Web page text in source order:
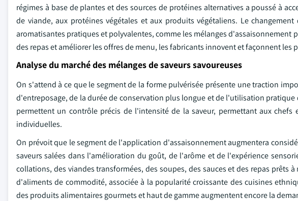
régimes à base de plantes et des sources de protéines alternatives a poussé à
de viande, aux protéines végétales et aux produits végétaliens. Le
aromatisantes pratiques et polyvalentes, comme les mélanges
des repas et améliorer les offres de menu, les fabricants innovent et façonnent les
Analyse du marché des mélanges de saveurs savoureuses
On s'attend à ce que le segment de la forme pulvérisée présente une traction
d'entreposage, de la durée de conservation plus longue et de l'utilisation
permettent un contrôle précis de l'intensité de la saveur, permettant aux
individuelles.
On prévoit que le segment de l'application d'assaisonnement augmentera
saveurs salées dans l'amélioration du goût, de l'arôme et de l'expérience
collations, des viandes transformées, des soupes, des sauces et des repas prêts
d'aliments de commodité, associée à la popularité croissante des cuisines
des produits alimentaires gourmets et haut de gamme augmentent encore la